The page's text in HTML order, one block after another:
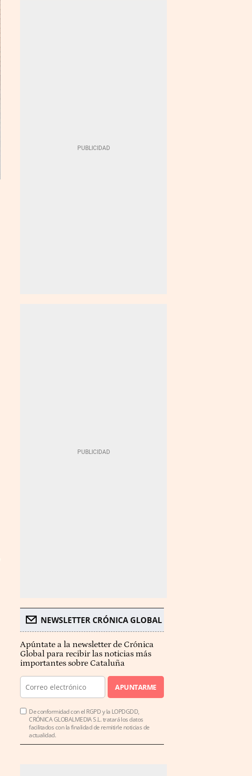
NEWSLETTER CRÓNICA GLOBAL
Apúntate a la newsletter de Crónica
Global para recibir las noticias más
importantes sobre Cataluña
APUNTARME
De conformidad con el RGPD y la LOPDGDD,
CRÓNICA GLOBALMEDIA S.L. tratará los datos
facilitados con la finalidad de remitirle noticias de
actualidad.